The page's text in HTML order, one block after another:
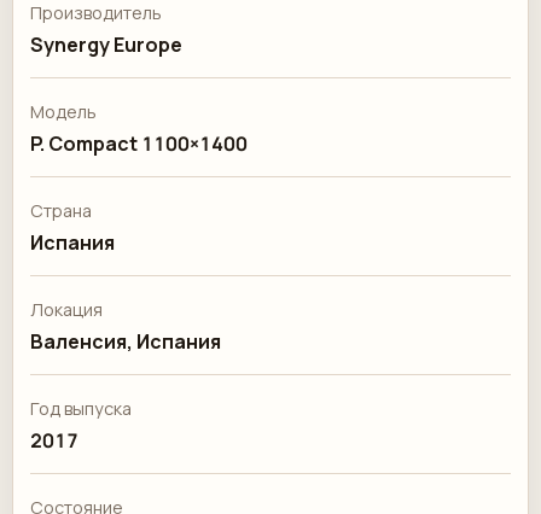
Производитель
Synergy Europe
Модель
P. Compact 1100×1400
Страна
Испания
Локация
Валенсия, Испания
Год выпуска
2017
Состояние